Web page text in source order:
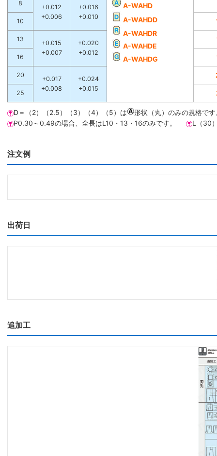
8
+0.012
+0.006
+0.016
+0.010
A-WAHD
A-WAHDD
A-WAHDR
A-WAHDE
A-WAHDG
10
13
+0.015
+0.007
+0.020
+0.012
16
20
+0.017
+0.008
+0.024
+0.015
25
D＝（2）（2.5）（3）（4）（5）は
形状（丸）のみの規格です
P0.30～0.49の場合、全長はL10・13・16のみです。
L（30
注文例
出荷日
追加工